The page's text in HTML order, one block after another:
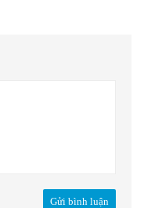
Gửi bình luận